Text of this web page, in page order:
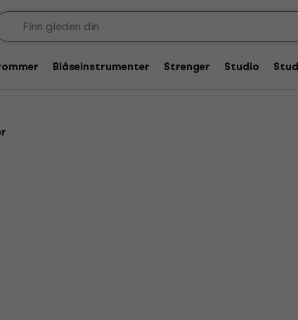
Blåseinstrumenter Strenger Studio
for mandolin